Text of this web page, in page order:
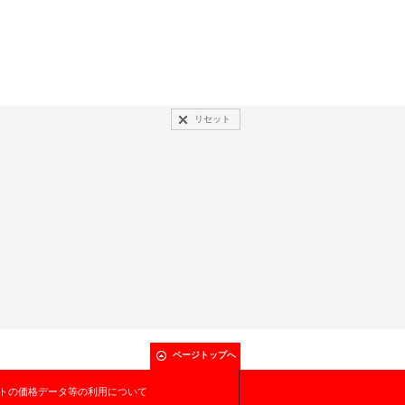
リセット
ページトップへ
の価格データ等の利用について